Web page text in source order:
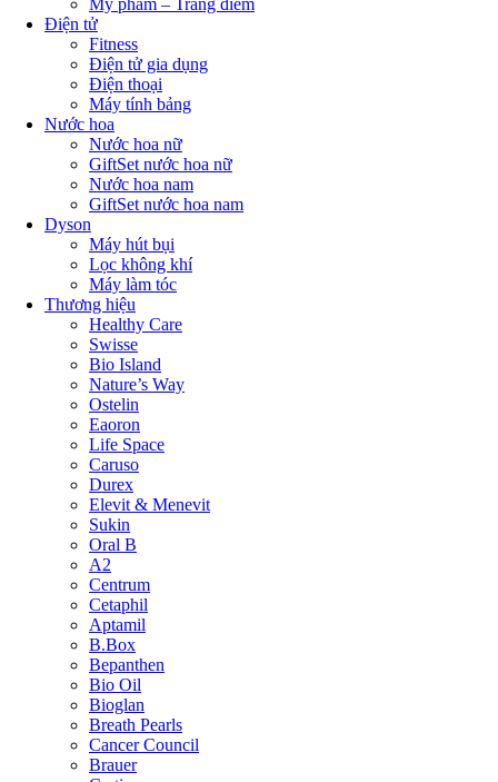
Điện tử
Fitness
Điện tử gia dụng
Điện thoại
Máy tính bảng
Nước hoa
Nước hoa nữ
GiftSet nước hoa nữ
Nước hoa nam
GiftSet nước hoa nam
Dyson
Máy hút bụi
Lọc không khí
Máy làm tóc
Thương hiệu
Healthy Care
Swisse
Bio Island
Nature’s Way
Ostelin
Eaoron
Life Space
Caruso
Durex
Elevit & Menevit
Sukin
Oral B
A2
Centrum
Cetaphil
Aptamil
B.Box
Bepanthen
Bio Oil
Bioglan
Breath Pearls
Cancer Council
Brauer